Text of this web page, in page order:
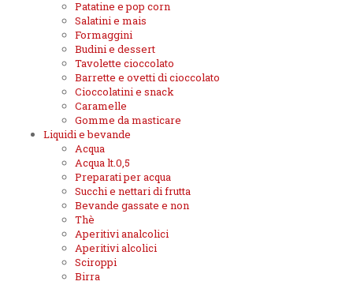
Patatine e pop corn
Salatini e mais
Formaggini
Budini e dessert
Tavolette cioccolato
Barrette e ovetti di cioccolato
Cioccolatini e snack
Caramelle
Gomme da masticare
Liquidi e bevande
Acqua
Acqua lt.0,5
Preparati per acqua
Succhi e nettari di frutta
Bevande gassate e non
Thè
Aperitivi analcolici
Aperitivi alcolici
Sciroppi
Birra